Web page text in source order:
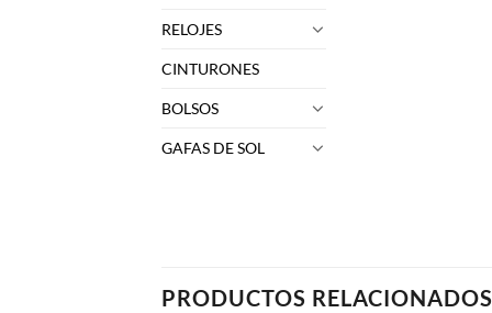
RELOJES
CINTURONES
BOLSOS
GAFAS DE SOL
PRODUCTOS RELACIONADOS